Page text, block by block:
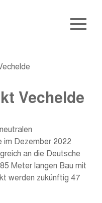
Vechelde
im Dezember 2022
an die Deutsche
Meter langen Bau mit
werden zukünftig 47